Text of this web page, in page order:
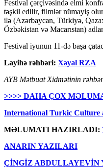
Festival çərçivəsində elmi
təşkil edilir, filmlər nümayiş
ilə (Azərbaycan, Türkiyə,
Özbəkistan və Macarıstan)
Festival iyunun 11-də başa
Layihə rəhbəri: Xəyal RZA
AYB Mətbuat Xidmətinin
>>>> DAHA ÇOX
International Turkic Culture
MƏLUMATI HAZIRLADI:
ANARIN YAZILARI
ÇİNGİZ ABDULLAYEVİN